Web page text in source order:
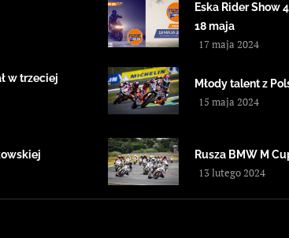
Eska Rider
18 maja
17 maja 2024
w trzeciej
Młody talent z
15 maja 2024
Rusza BMW M
13 lutego 2024